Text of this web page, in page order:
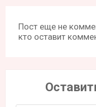
Пост еще не
кто оставит